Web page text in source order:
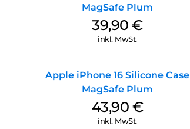
MagSafe Plum
39,90€
inkl. MwSt.
Apple iPhone 16 Silicone Case
MagSafe Plum
43,90 €
inkl. MwSt.